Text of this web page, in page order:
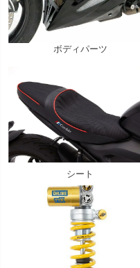
ボディパーツ
シート